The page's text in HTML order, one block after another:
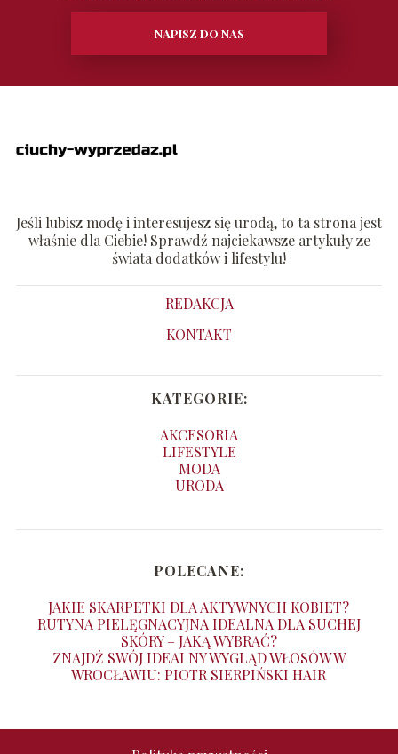
NAPISZ DO NAS
Jeśli lubisz modę i interesujesz się urodą, to ta strona jest
właśnie dla Ciebie! Sprawdź najciekawsze artykuły ze
świata dodatków i lifestylu!
REDAKCJA
KONTAKT
KATEGORIE:
AKCESORIA
LIFESTYLE
MODA
URODA
POLECANE:
JAKIE SKARPETKI DLA AKTYWNYCH KOBIET?
RUTYNA PIELĘGNACYJNA IDEALNA DLA SUCHEJ
SKÓRY – JAKĄ WYBRAĆ?
ZNAJDŹ SWÓJ IDEALNY WYGLĄD WŁOSÓW W
WROCŁAWIU: PIOTR SIERPIŃSKI HAIR